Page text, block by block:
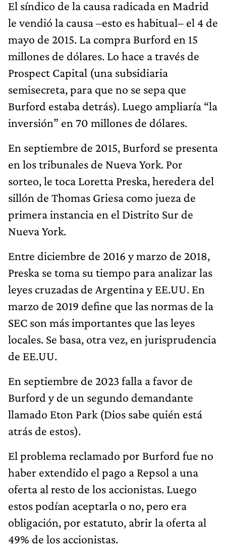
El síndico de la causa radicada en Madrid
le vendió la causa –esto es habitual– el 4 de
mayo de 2015. La compra Burford en 15
millones de dólares. Lo hace a través de
Prospect Capital (una subsidiaria
semisecreta, para que no se sepa que
Burford estaba detrás). Luego ampliaría “la
inversión” en 70 millones de dólares.
En septiembre de 2015, Burford se presenta
en los tribunales de Nueva York. Por
sorteo, le toca Loretta Preska, heredera del
sillón de Thomas Griesa como jueza de
primera instancia en el Distrito Sur de
Nueva York.
Entre diciembre de 2016 y marzo de 2018,
Preska se toma su tiempo para analizar las
leyes cruzadas de Argentina y EE.UU. En
marzo de 2019 define que las normas de la
SEC son más importantes que las leyes
locales. Se basa, otra vez, en jurisprudencia
de EE.UU.
En septiembre de 2023 falla a favor de
Burford y de un segundo demandante
llamado Eton Park (Dios sabe quién está
atrás de estos).
El problema reclamado por Burford fue no
haber extendido el pago a Repsol a una
oferta al resto de los accionistas. Luego
estos podían aceptarla o no, pero era
obligación, por estatuto, abrir la oferta al
49% de los accionistas.